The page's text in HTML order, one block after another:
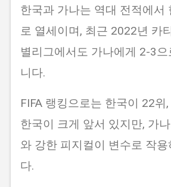
한국과 가나는 역대 전적에서
로 열세이며, 최근 2022년 카
별리그에서도 가나에게 2-3
니다.
FIFA 랭킹으로는 한국이 22위
한국이 크게 앞서 있지만, 가
와 강한 피지컬이 변수로 작
다.